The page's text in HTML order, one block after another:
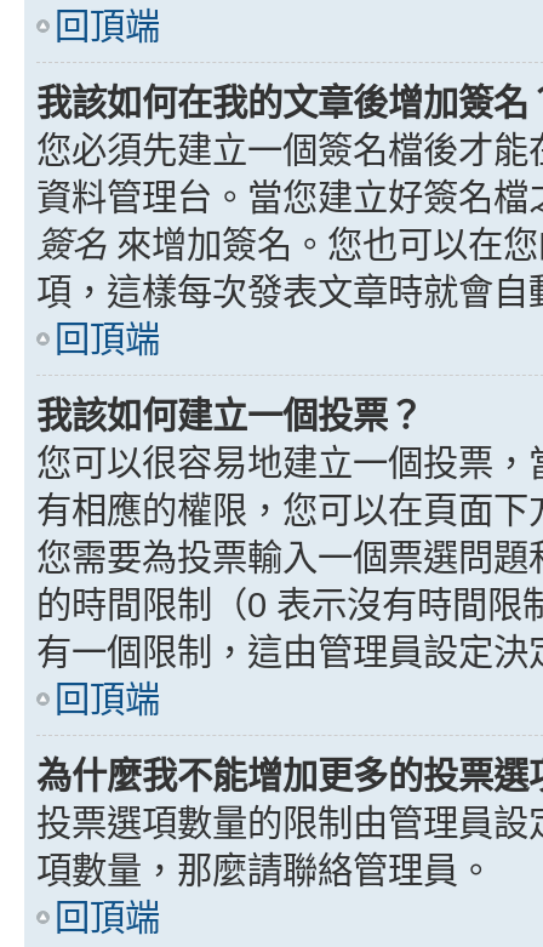
回頂端
我該如何在我的文章後增加簽名
您必須先建立一個簽名檔後才
資料管理台。當您建立好簽名
簽名 來增加簽名。您也可以在
項，這樣每次發表文章時就會自
回頂端
我該如何建立一個投票？
您可以很容易地建立一個投票
有相應的權限，您可以在頁面
您需要為投票輸入一個票選問
的時間限制（0 表示沒有時間限
有一個限制，這由管理員設定決
回頂端
為什麼我不能增加更多的投票選
投票選項數量的限制由管理員
項數量，那麼請聯絡管理員。
回頂端